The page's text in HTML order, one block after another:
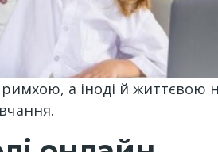
а іноді й життєвою